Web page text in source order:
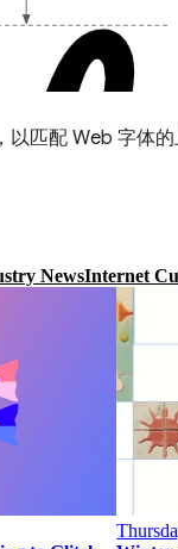
匹配 Web 字体